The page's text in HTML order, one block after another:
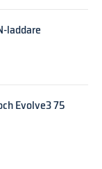
laddare
Evolve3 75